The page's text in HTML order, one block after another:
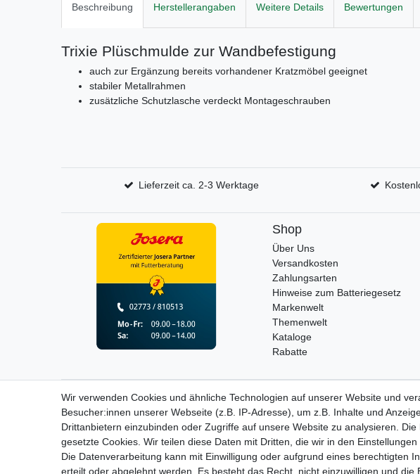
Beschreibung Herstellerangaben Weitere Details Bewertungen
Trixie Plüschmulde zur Wandbefestigung
auch zur Ergänzung bereits vorhandener Kratzmöbel geeignet
stabiler Metallrahmen
zusätzliche Schutzlasche verdeckt Montageschrauben
Lieferzeit ca. 2-3 Werktage
Shop
Über Uns
Versandkosten
Zahlungsarten
Hinweise zum Batteriegesetz
Markenwelt
Themenwelt
Kataloge
Rabatte
Widerrufs­recht Widerrufs­formular
Wir verwenden Cookies und ähnliche Technologien auf unserer Website und
Besucher:innen unserer Webseite (z.B. IP-Adresse), um z.B. Inhalte und
Drittanbietern einzubinden oder Zugriffe auf unsere Website zu analysieren.
gesetzte Cookies. Wir teilen diese Daten mit Dritten, die wir in den Einstellungen
Die Datenverarbeitung kann mit Einwilligung oder aufgrund eines berechtigten
erteilt oder abgelehnt werden. Es besteht das Recht, nicht einzuwilligen und